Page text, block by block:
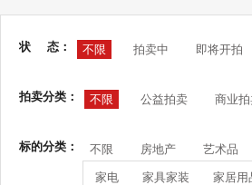
状 态： 不限 拍卖中 即将开拍
拍卖分类： 不限 公益拍卖 商业
标的分类： 不限 房地产 艺术品
家电 家具家装 家居用